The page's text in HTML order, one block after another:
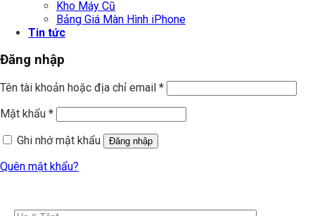
Kho Máy Cũ
Bảng Giá Màn Hình iPhone
Tin tức
Đăng nhập
Tên tài khoản hoặc địa chỉ email *
Mật khẩu *
Ghi nhớ mật khẩu
Đăng nhập
Quên mật khẩu?